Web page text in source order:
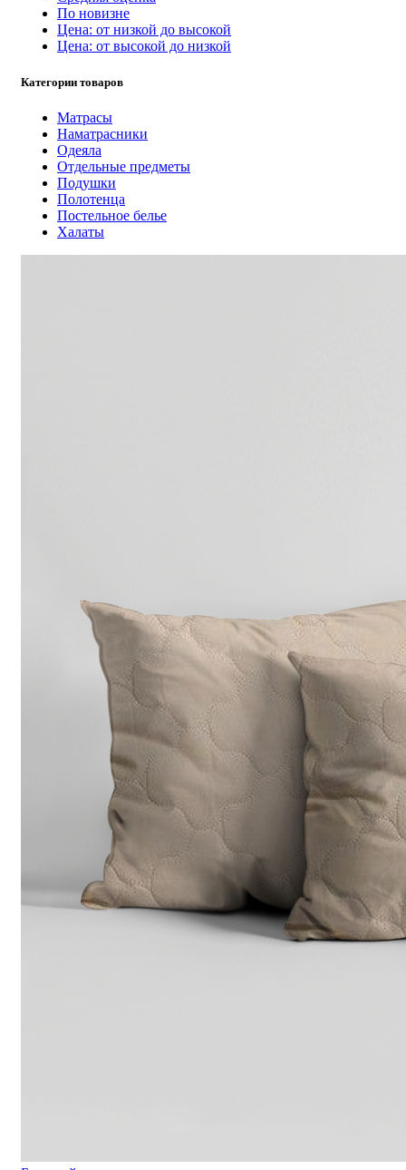
По новизне
Цена: от низкой до высокой
Цена: от высокой до низкой
Категории товаров
Матрасы
Наматрасники
Одеяла
Отдельные предметы
Подушки
Полотенца
Постельное белье
Халаты